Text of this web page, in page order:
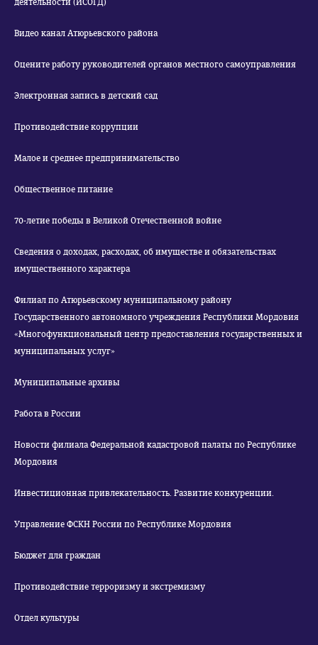
деятельности (ИСОГД)
Видео канал Атюрьевского района
Оцените работу руководителей органов местного самоуправления
Электронная запись в детский сад
Противодействие коррупции
Малое и среднее предпринимательство
Общественное питание
70-летие победы в Великой Отечественной войне
Сведения о доходах, расходах, об имуществе и обязательствах
имущественного характера
Филиал по Атюрьевскому муниципальному району
Государственного автономного учреждения Республики Мордовия
«Многофункциональный центр предоставления государственных и
муниципальных услуг»
Муниципальные архивы
Работа в России
Новости филиала Федеральной кадастровой палаты по Республике
Мордовия
Инвестиционная привлекательность. Развитие конкуренции.
Управление ФСКН России по Республике Мордовия
Бюджет для граждан
Противодействие терроризму и экстремизму
Отдел культуры